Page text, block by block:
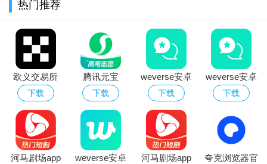
2、点击图示对应按钮，可进入搜索页面查找想看的视频。
热门推荐
欧义交易所
app下载2026
最新版本
下载
腾讯元宝
deepseek满
血版免费下载
下载
weverse安卓
下载安装2026
官方版（防弹
粉丝社区）
下载
weverse安卓
下载2026中文
下载
河马剧场app
weverse安卓
河马剧场app
夸克浏览器官